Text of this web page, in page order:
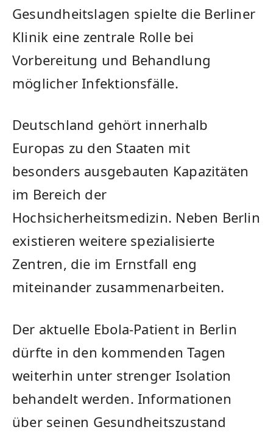
Gesundheitslagen spielte die Berliner
Klinik eine zentrale Rolle bei
Vorbereitung und Behandlung
möglicher Infektionsfälle.
Deutschland gehört innerhalb
Europas zu den Staaten mit
besonders ausgebauten Kapazitäten
im Bereich der
Hochsicherheitsmedizin. Neben Berlin
existieren weitere spezialisierte
Zentren, die im Ernstfall eng
miteinander zusammenarbeiten.
Der aktuelle Ebola-Patient in Berlin
dürfte in den kommenden Tagen
weiterhin unter strenger Isolation
behandelt werden. Informationen
über seinen Gesundheitszustand